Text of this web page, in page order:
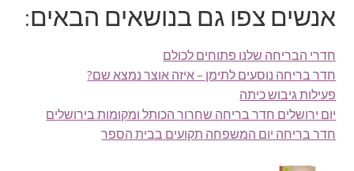
אנשים צפו גם בנושאים הבאים:
חדרי הבריחה שלנו פתוחים לכולם
חדר בריחה נוסעים לתימן – איזה אוצר נמצא שם?
פעילות גיבוש כיתה
יום ירושלים חדר בריחה שחרור הכותל ומקומות בירושלים
חדר בריחה יום המשפחה תקועים בבית הספר